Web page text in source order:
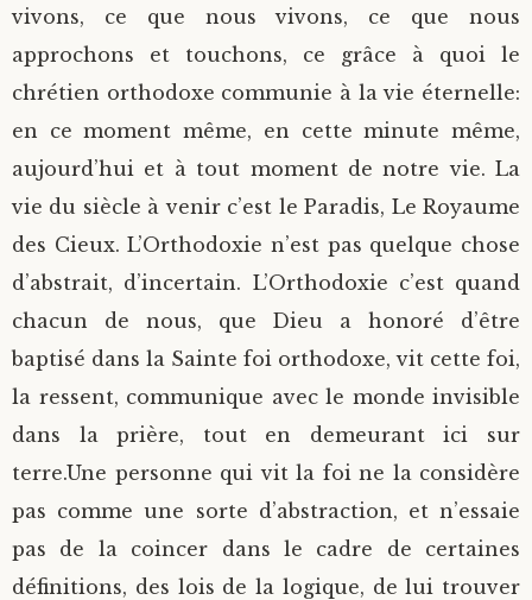
Sainte Xenia
Sainte Matrone de Moscou
Natalia de Vyritsa
Staritsa Anastasia
Geronda Arsenios le Spiléote
Gerondissa Makrina (Vassopoulou)
Archimandrite Nathanaël (Pospelov)
Père Héliodore
vivons, ce que nous vivons, ce que nous
approchons et touchons, ce grâce à quoi le
chrétien orthodoxe communie à la vie éternelle:
en ce moment même, en cette minute même,
aujourd’hui et à tout moment de notre vie. La
vie du siècle à venir c’est le Paradis, Le Royaume
des Cieux. L’Orthodoxie n’est pas quelque chose
d’abstrait, d’incertain. L’Orthodoxie c’est quand
chacun de nous, que Dieu a honoré d’être
baptisé dans la Sainte foi orthodoxe, vit cette foi,
la ressent, communique avec le monde invisible
dans la prière, tout en demeurant ici sur
terre.Une personne qui vit la foi ne la considère
pas comme une sorte d’abstraction, et n’essaie
pas de la coincer dans le cadre de certaines
définitions, des lois de la logique, de lui trouver